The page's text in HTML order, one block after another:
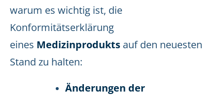
warum es wichtig ist, die
Konformitätserklärung
eines Medizinprodukts auf den neuesten
Stand zu halten:
Änderungen der